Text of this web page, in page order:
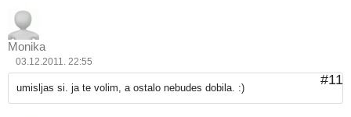
Monika
03.12.2011. 22:55
#11
umisljas si. ja te volim, a ostalo nebudes dobila. :)